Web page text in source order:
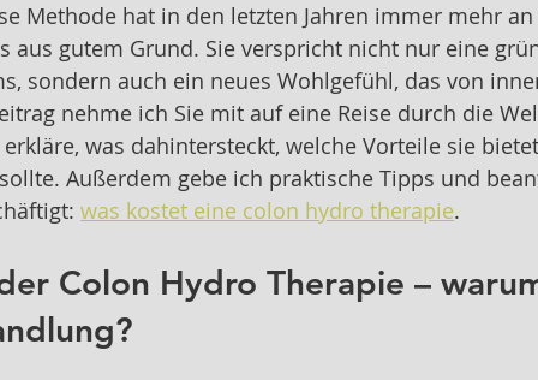
Methode hat in den letzten Jahren immer mehr
aus gutem Grund. Sie verspricht nicht nur eine
sondern auch ein neues Wohlgefühl, das von
nehme ich Sie mit auf eine Reise durch die
was dahintersteckt, welche Vorteile sie
Außerdem gebe ich praktische Tipps und
was kostet eine colon hydro therapie.
Colon Hydro Therapie –